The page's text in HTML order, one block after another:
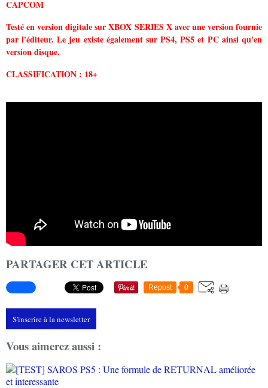
CAPCOM
Testé en version digitale sur XBOX SERIES X avec une version fournie
par l'éditeur. Le jeu existe également sur PS4, PS5 et PC ainsi qu'en
version disque.
CLASSIFICATION : 18+
PARTAGER CET ARTICLE
Repost 0
S'inscrire à la newsletter
Vous aimerez aussi :